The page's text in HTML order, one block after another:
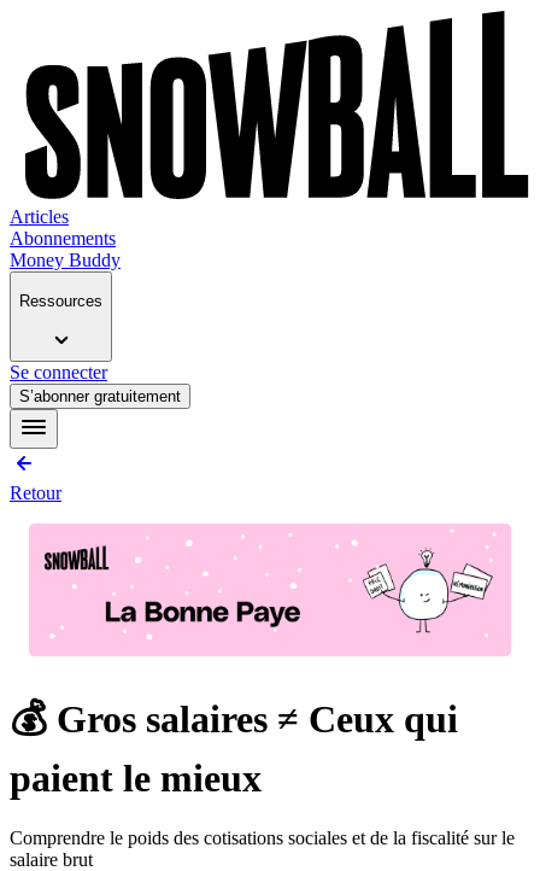
Articles
Abonnements
Money Buddy
Ressources
Se connecter
S’abonner gratuitement
Retour
💰 Gros salaires ≠ Ceux qui
paient le mieux
Comprendre le poids des cotisations sociales et de la fiscalité sur le
salaire brut